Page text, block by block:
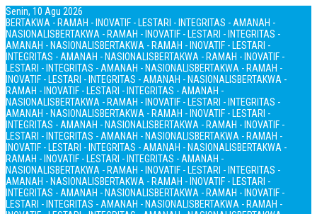
Senin, 10 Agu 2026
BERTAKWA - RAMAH - INOVATIF - LESTARI - INTEGRITAS - AMANAH -
NASIONALISBERTAKWA - RAMAH - INOVATIF - LESTARI - INTEGRITAS -
AMANAH - NASIONALISBERTAKWA - RAMAH - INOVATIF - LESTARI -
INTEGRITAS - AMANAH - NASIONALISBERTAKWA - RAMAH - INOVATIF -
LESTARI - INTEGRITAS - AMANAH - NASIONALISBERTAKWA - RAMAH -
INOVATIF - LESTARI - INTEGRITAS - AMANAH - NASIONALISBERTAKWA -
RAMAH - INOVATIF - LESTARI - INTEGRITAS - AMANAH -
NASIONALISBERTAKWA - RAMAH - INOVATIF - LESTARI - INTEGRITAS -
AMANAH - NASIONALISBERTAKWA - RAMAH - INOVATIF - LESTARI -
INTEGRITAS - AMANAH - NASIONALISBERTAKWA - RAMAH - INOVATIF -
LESTARI - INTEGRITAS - AMANAH - NASIONALISBERTAKWA - RAMAH -
INOVATIF - LESTARI - INTEGRITAS - AMANAH - NASIONALISBERTAKWA -
RAMAH - INOVATIF - LESTARI - INTEGRITAS - AMANAH -
NASIONALISBERTAKWA - RAMAH - INOVATIF - LESTARI - INTEGRITAS -
AMANAH - NASIONALISBERTAKWA - RAMAH - INOVATIF - LESTARI -
INTEGRITAS - AMANAH - NASIONALISBERTAKWA - RAMAH - INOVATIF -
LESTARI - INTEGRITAS - AMANAH - NASIONALISBERTAKWA - RAMAH -